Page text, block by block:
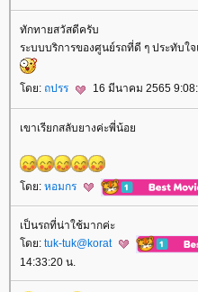
ทักทายสวัสดีครับ
ระบบบริการของศูนย์รถที่ดี ๆ ประทับใ
ดย: ถปรร 16 มีนาคม 2565
เขาเรียกสลับยางค่ะพี่น้อ
ดย: หอมกร
เป็นรถที่น่าใช้มากค่ะ
ดย: tuk-tuk@korat
14:33:20 น.